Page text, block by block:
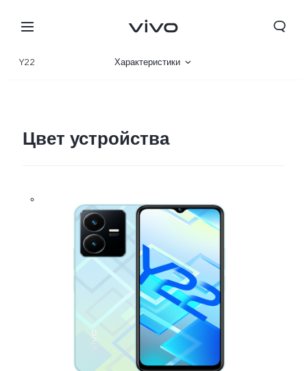
Беларусь | Выберите страну/регион
Y22 Характеристики
Цвет устройства